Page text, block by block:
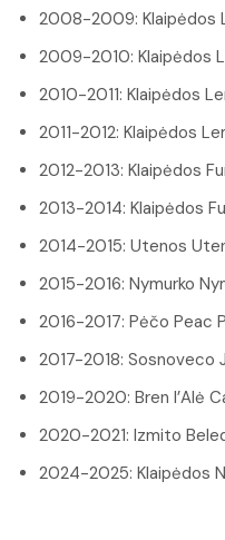
2008-2009: Klaipėdos
2009-2010: Klaipėdos
2010-2011: Klaipėdos
2011-2012: Klaipėdos
2012-2013: Klaipėdos
2013-2014: Klaipėdos
2014-2015: Utenos
2015-2016: Nymurko
2016-2017: Pėčo Peac
2017-2018: Sosnoveco
2019-2020: Bren l’Alė
2020-2021: Izmito
2024-2025: Klaipėdos